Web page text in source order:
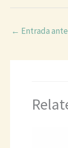
← Entrada